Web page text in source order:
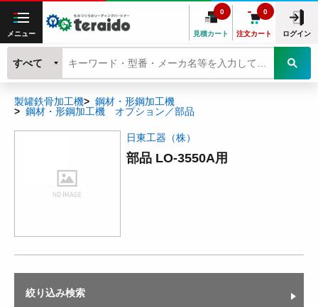
メニュー 見積カート
0
注文カート
0
ログイン
すべて
製罐鉄骨加工機
鋼材・形鋼加工機
鋼材・形鋼加工機 オプション／部品
日東工器（株）
部品 LO-3550A用
絞り込み検索